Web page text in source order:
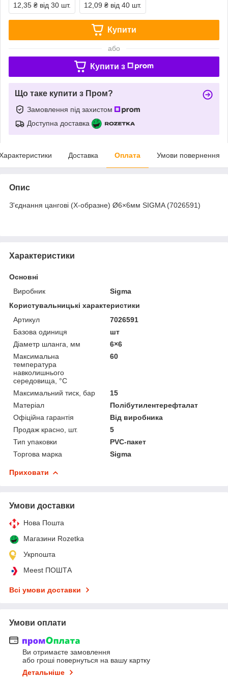
12,35 ₴ від 30 шт. 12,09 ₴ від 40 шт.
Купити
або
Купити з
Що таке купити з Пром?
Замовлення під захистом
Доступна доставка
Доставка Оплата Умови повернення
Опис
З'єднання цангові (Х-образне) Ø6×6мм SIGMA (7026591)
Характеристики
Основні
Виробник
Sigma
Користувальницькі характеристики
Артикул
7026591
Базова одиниця
шт
Діаметр шланга, мм
6×6
Максимальна
температура
навколишнього
середовища, °C
60
Максимальний тиск, бар
15
Матеріал
Полібутилентерефталат
Офіційна гарантія
Від виробника
Продаж красно, шт.
5
Тип упаковки
PVC-пакет
Торгова марка
Sigma
Приховати
Умови доставки
Нова Пошта
Магазини Rozetka
Укрпошта
Meest ПОШТА
Всі умови доставки
Умови оплати
Ви отримаєте замовлення
або гроші повернуться на вашу картку
Детальніше